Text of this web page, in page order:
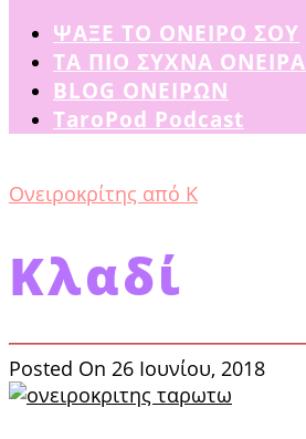
ΨΑΞΕ ΤΟ ΟΝΕΙΡΟ ΣΟΥ
ΤΑ ΠΙΟ ΣΥΧΝΑ ΟΝΕΙΡΑ
BLOG ΟΝΕΙΡΩΝ
TaroPod Podcast
Ονειροκρίτης από Κ
Κλαδί
Posted On 26 Ιουνίου, 2018